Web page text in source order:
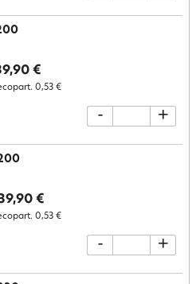
€
0,53 €
- +
€
0,53 €
- +